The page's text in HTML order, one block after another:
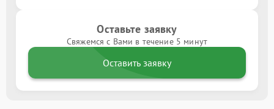
Оставьте заявку
Свяжемся с Вами в течение 5 минут
Оставить заявку